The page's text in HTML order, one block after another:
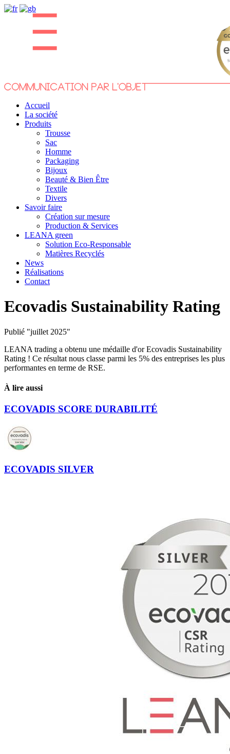
Accueil
La société
Produits
Trousse
Sac
Homme
Packaging
Bijoux
Beauté & Bien Être
Textile
Divers
Savoir faire
Création sur mesure
Production & Services
LEANA green
Solution Eco-Responsable
Matières Recyclés
News
Réalisations
Contact
Ecovadis Sustainability Rating
Publié "juillet 2025"
LEANA trading a obtenu une médaille d'or Ecovadis Sustainability
Rating ! Ce résultat nous classe parmi les 5% des entreprises les plus
performantes en terme de RSE.
À lire aussi
ECOVADIS SCORE DURABILITÉ
ECOVADIS SILVER